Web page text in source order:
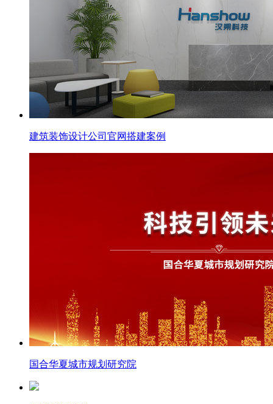
建筑装饰设计公司官网搭建案例
国合华夏城市规划研究院